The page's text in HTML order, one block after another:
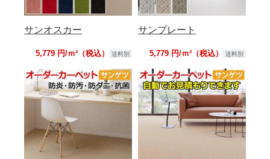
サンオスカー
5,779 円/ｍ²（税込） 送料別
サンプレート
5,779 円/ｍ²（税込） 送料別